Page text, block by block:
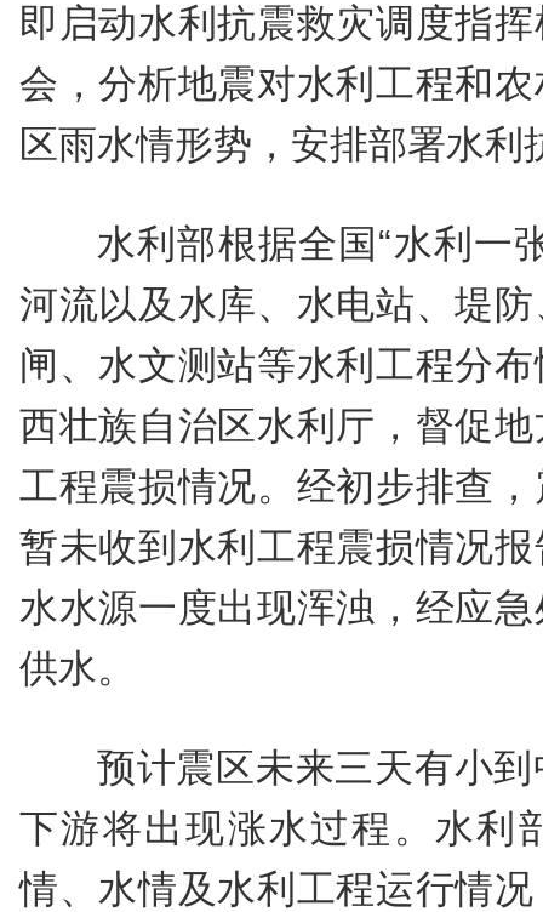
即启动水利抗震救灾调度指
会，分析地震对水利工程和
区雨水情形势，安排部署水利
水利部根据全国“水利一
河流以及水库、水电站、堤
闸、水文测站等水利工程分
西壮族自治区水利厅，督促
工程震损情况。经初步排查
暂未收到水利工程震损情况
水水源一度出现浑浊，经应
供水。
预计震区未来三天有小
下游将出现涨水过程。水利
情、水情及水利工程运行情